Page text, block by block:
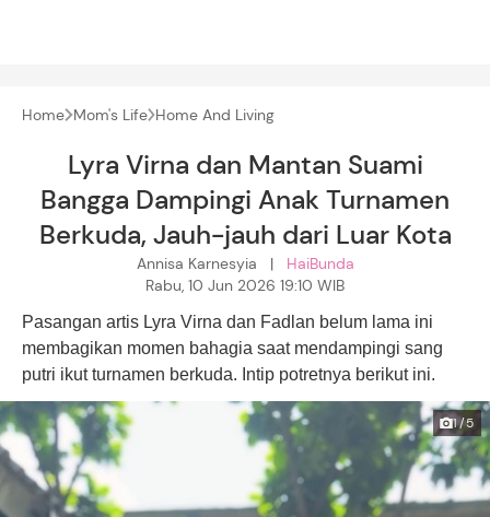
Home Mom's Life Home And Living
Lyra Virna dan Mantan Suami
Bangga Dampingi Anak Turnamen
Berkuda, Jauh-jauh dari Luar Kota
Annisa Karnesyia | HaiBunda
Rabu, 10 Jun 2026 19:10 WIB
Pasangan artis Lyra Virna dan Fadlan belum lama ini
membagikan momen bahagia saat mendampingi sang
putri ikut turnamen berkuda. Intip potretnya berikut ini.
1/5